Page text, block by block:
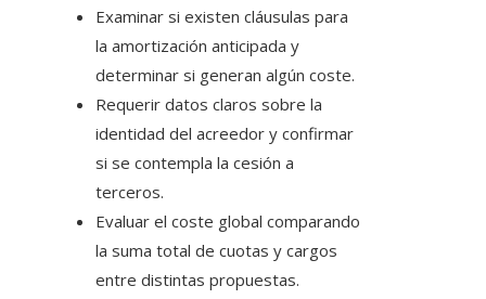
Examinar si existen cláusulas para
la amortización anticipada y
determinar si generan algún coste.
Requerir datos claros sobre la
identidad del acreedor y confirmar
si se contempla la cesión a
terceros.
Evaluar el coste global comparando
la suma total de cuotas y cargos
entre distintas propuestas.